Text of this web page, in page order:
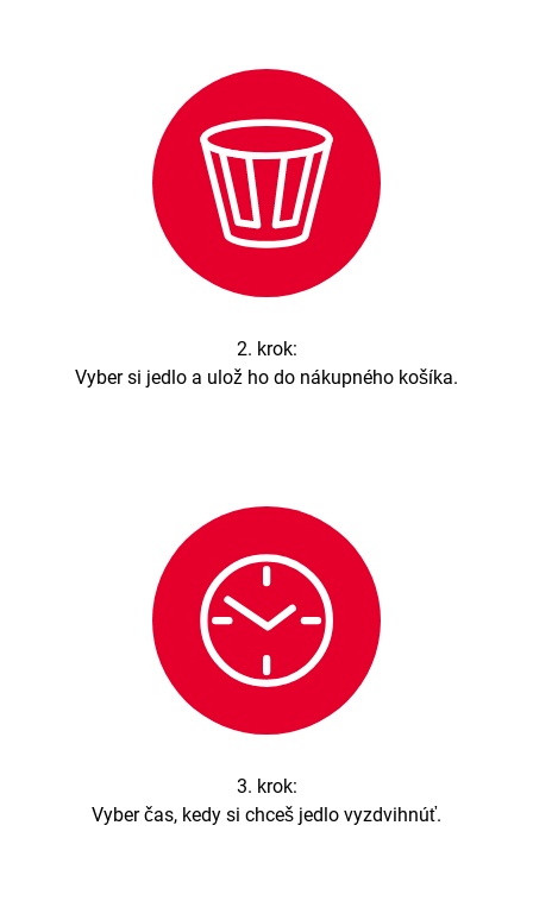
2. krok:
Vyber si jedlo a ulož ho do nákupného košíka.
3. krok:
Vyber čas, kedy si chceš jedlo vyzdvihnúť.